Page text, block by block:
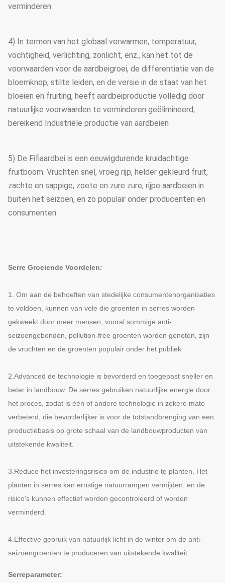
verminderen
4) In termen van het globaal verwarmen, temperatuur,
vochtigheid, verlichting, zonlicht, enz., kan het tot de
voorwaarden voor de aardbeigroei, de differentiatie van de
bloemknop, stilte leiden, en de versie in de staat van het
bloeien en fruiting, heeft aardbeiproductie volledig door
natuurlijke voorwaarden te verminderen geëlimineerd,
bereikend Industriële productie van aardbeien
5) De Fifiaardbei is een eeuwigdurende kruidachtige
fruitboom. Vruchten snel, vroeg rijp, helder gekleurd fruit,
zachte en sappige, zoete en zure zure, rijpe aardbeien in
buiten het seizoen, en zo populair onder producenten en
consumenten.
Serre Groeiende Voordelen:
1. Om aan de behoeften van stedelijke consumentenorganisaties
te voldoen, kunnen van vele die groenten in serres worden
gekweekt door meer mensen, vooral sommige anti-
seizoengebonden, pollution-free groenten worden genoten, zijn
de vruchten en de groenten populair onder het publiek
2.Advanced de technologie is bevorderd en toegepast sneller en
beter in landbouw. De serres gebruiken natuurlijke energie door
het proces, zodat is één of andere technologie in zekere mate
verbeterd, die bevorderlijker is voor de totstandbrenging van een
productiebasis op grote schaal van de landbouwproducten van
uitstekende kwaliteit.
3.Reduce het investeringsrisico om de industrie te planten. Het
planten in serres kan ernstige natuurrampen vermijden, en de
risico's kunnen effectief worden gecontroleerd of worden
verminderd.
4.Effective gebruik van natuurlijk licht in de winter om de anti-
seizoengroenten te produceren van uitstekende kwaliteit.
Serreparameter: